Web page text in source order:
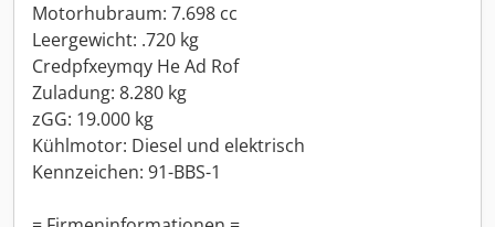
Motorhubraum: 7.698 cc
Leergewicht: .720 kg
Credpfxeymqy He Ad Rof
Zuladung: 8.280 kg
zGG: 19.000 kg
Kühlmotor: Diesel und elektrisch
Kennzeichen: 91-BBS-1